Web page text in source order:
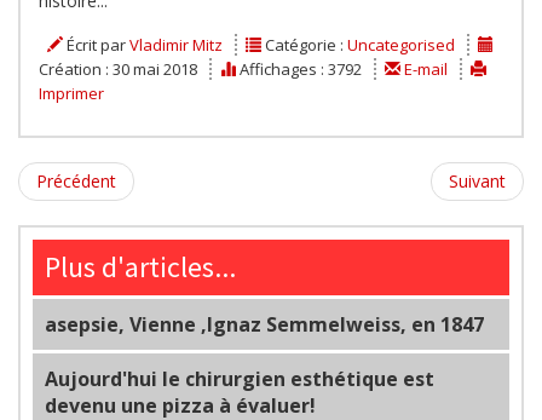
Écrit parVladimir Mitz Catégorie : Uncategorised
Création : 30 mai 2018
Affichages : 3792
E-mail
Imprimer
Précédent Suivant
Plus d'articles...
asepsie, Vienne ,Ignaz Semmelweiss, en 1847
Aujourd'hui le chirurgien esthétique est
devenu une pizza à évaluer!